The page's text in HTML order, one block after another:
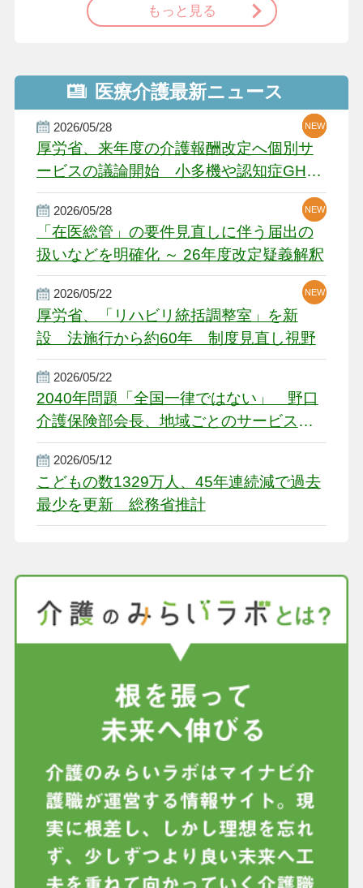
もっと見る
医療介護最新ニュース
2026/05/28
厚労省、来年度の介護報酬改定へ個別サ
ービスの議論開始 小多機や認知症GH、
厳しい経営環境に危機感
NEW
NEW
NEW
2026/05/28
「在医総管」の要件見直しに伴う届出の
扱いなどを明確化 ～ 26年度改定疑義解釈
NEW
NEW
2026/05/22
厚労省、「リハビリ統括調整室」を新
設 法施行から約60年 制度見直し視野
NEW
2026/05/22
2040年問題「全国一律ではない」 野口
介護保険部会長、地域ごとのサービス基
盤整備を促す
2026/05/12
こどもの数1329万人、45年連続減で過去
最少を更新 総務省推計